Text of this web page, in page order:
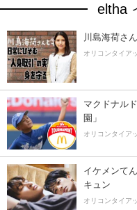
eltha
川島海荷さ
オリコンタイア
マクドナル
園」
オリコンタイア
イケメンて
キュン
オリコンタイア